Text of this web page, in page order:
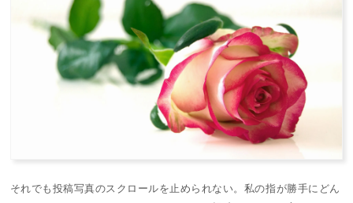
それでも投稿写真のスクロールを止められない。私の指が勝手にどん